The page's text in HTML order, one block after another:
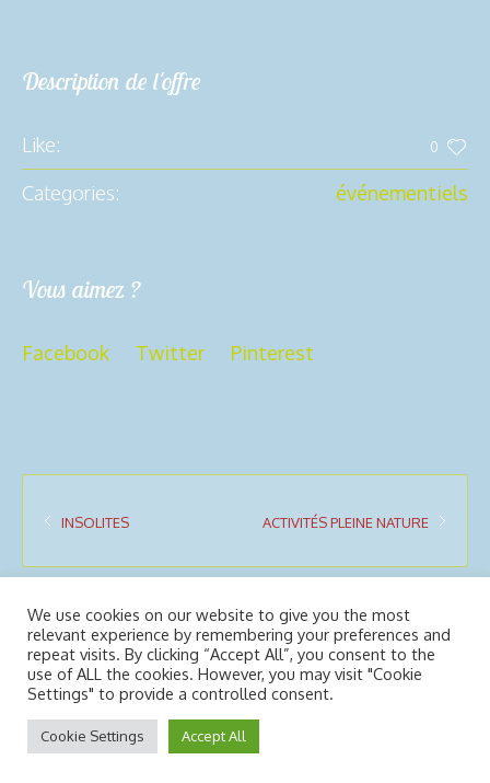
Description de l'offre
Like: 0
Categories: événementiels
Vous aimez ?
Facebook Twitter Pinterest
ACTIVITÉS PLEINE NATURE
INSOLITES
Mentions légales
2ô-Outdoors © 2025 | All Rights
Reserved
Usiné dans les ateliers de :
multimedia
We use cookies on our website to give you the most
relevant experience by remembering your preferences and
repeat visits. By clicking “Accept All”, you consent to the
use of ALL the cookies. However, you may visit "Cookie
Settings" to provide a controlled consent.
Cookie Settings Accept All